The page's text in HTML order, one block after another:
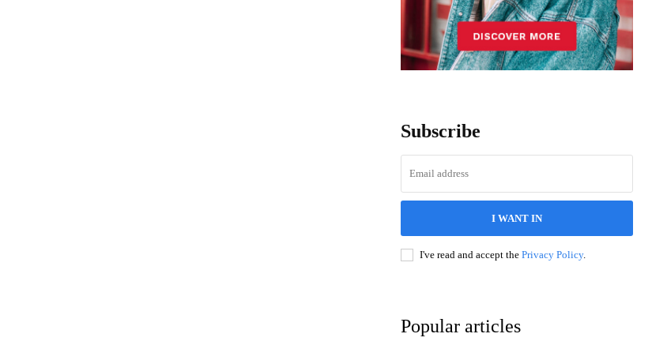
Subscribe
I WANT IN
I've read and accept the Privacy Policy.
Popular articles